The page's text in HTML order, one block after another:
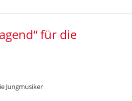
für die
Jungmusiker